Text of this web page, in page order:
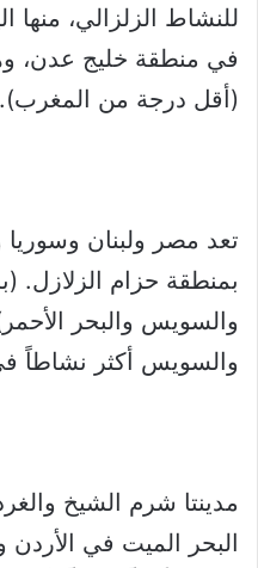
للنشاط الزلزالي، منها
في منطقة خليج عدن،
(أقل درجة من المغرب).
تعد مصر ولبنان
بمنطقة حزام الزلازل.
والسويس والبحر
والسويس أكثر نشاطاً
مدينتا شرم الشيخ
البحر الميت في الأردن